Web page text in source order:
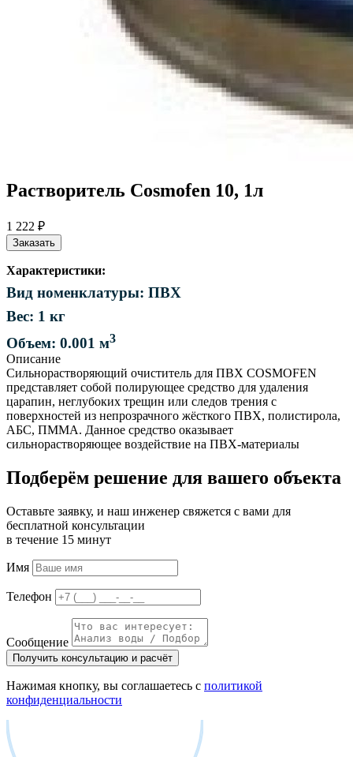
Растворитель Cosmofen 10, 1л
1 222 ₽
Заказать
Характеристики:
Вид номенклатуры: ПВХ
Вес: 1 кг
Объем: 0.001 м3
Описание
Сильнорастворяющий очиститель для ПВХ COSMOFEN
представляет собой полирующее средство для удаления
царапин, неглубоких трещин или следов трения с
поверхностей из непрозрачного жёсткого ПВХ, полистирола,
АБС, ПММА. Данное средство оказывает
сильнорастворяющее воздействие на ПВХ-материалы
Подберём решение для вашего объекта
Оставьте заявку, и наш инженер свяжется с вами для
бесплатной консультации
в течение 15 минут
Имя
Телефон
Сообщение
Получить консультацию и расчёт
Нажимая кнопку, вы соглашаетесь с политикой
конфиденциальности